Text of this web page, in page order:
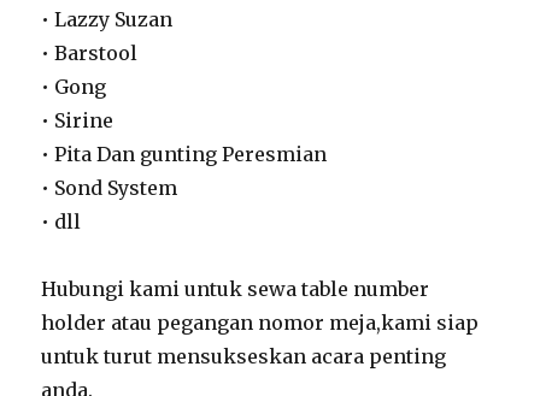
• Lazzy Suzan
• Barstool
• Gong
• Sirine
• Pita Dan gunting Peresmian
• Sond System
• dll
Hubungi kami untuk sewa table number
holder atau pegangan nomor meja,kami siap
untuk turut mensukseskan acara penting
anda.